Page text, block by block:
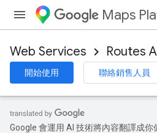
Maps
Web Services Routes
開始使用 聯絡銷售人員
Google 會運用 AI 技術將內容翻譯成你